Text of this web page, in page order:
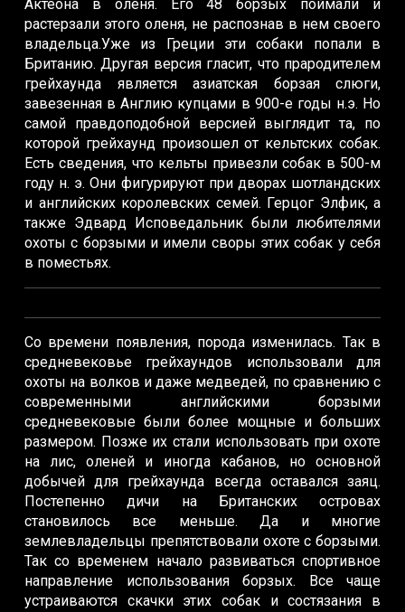
Актеона в оленя. Его 48 борзых поймали и
растерзали этого оленя, не распознав в нем своего
владельца.Уже из Греции эти собаки попали в
Британию. Другая версия гласит, что прародителем
грейхаунда является азиатская борзая слюги,
завезенная в Англию купцами в 900-е годы н.э. Но
самой правдоподобной версией выглядит та, по
которой грейхаунд произошел от кельтских собак.
Есть сведения, что кельты привезли собак в 500-м
году н. э. Они фигурируют при дворах шотландских
и английских королевских семей. Герцог Элфик, а
также Эдвард Исповедальник были любителями
охоты с борзыми и имели своры этих собак у себя
в поместьях.
Со времени появления, порода изменилась. Так в
средневековье грейхаундов использовали для
охоты на волков и даже медведей, по сравнению с
современными английскими борзыми
средневековые были более мощные и больших
размером. Позже их стали использовать при охоте
на лис, оленей и иногда кабанов, но основной
добычей для грейхаунда всегда оставался заяц.
Постепенно дичи на Британских островах
становилось все меньше. Да и многие
землевладельцы препятствовали охоте с борзыми.
Так со временем начало развиваться спортивное
направление использования борзых. Все чаще
устраиваются скачки этих собак и состязания в